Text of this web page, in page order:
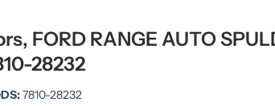
FORD RANGE AUTO
28232
7810-28232